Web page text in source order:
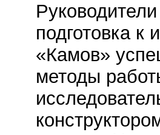
подготовка
«Камов»
методы